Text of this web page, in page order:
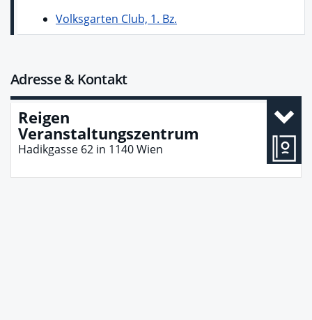
Volksgarten Club, 1. Bz.
Adresse & Kontakt
Reigen
Veranstaltungszentrum
Hadikgasse 62 in 1140Wien